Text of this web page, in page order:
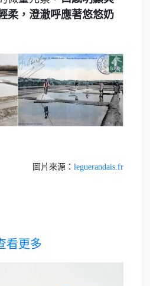
柔，澄澈呼應著悠悠奶
圖片來源： leguerandais.fr
看更多